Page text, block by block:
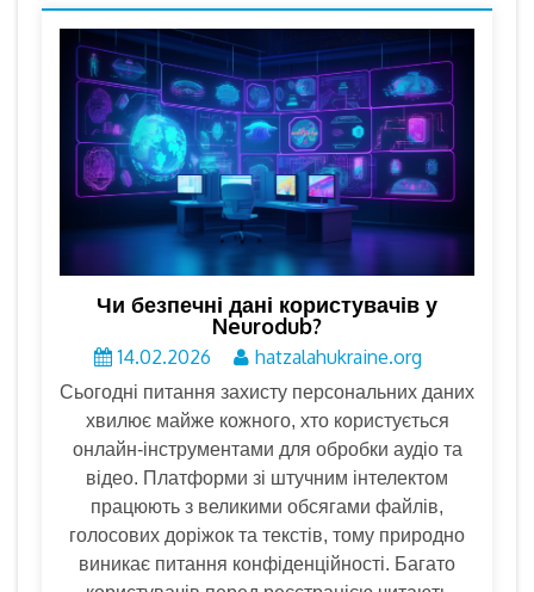
Чи безпечні дані користувачів у
Neurodub?
14.02.2026 hatzalahukraine.org
Сьогодні питання захисту персональних даних
хвилює майже кожного, хто користується
онлайн-інструментами для обробки аудіо та
відео. Платформи зі штучним інтелектом
працюють з великими обсягами файлів,
голосових доріжок та текстів, тому природно
виникає питання конфіденційності. Багато